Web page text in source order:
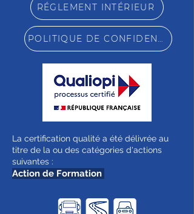
RÉGLEMENT INTÉRIEUR
POLITIQUE DE CONFIDENTIALITÉ
La certification qualité a été délivrée au
titre de la ou des catégories d'actions
suivantes :
Action de Formation